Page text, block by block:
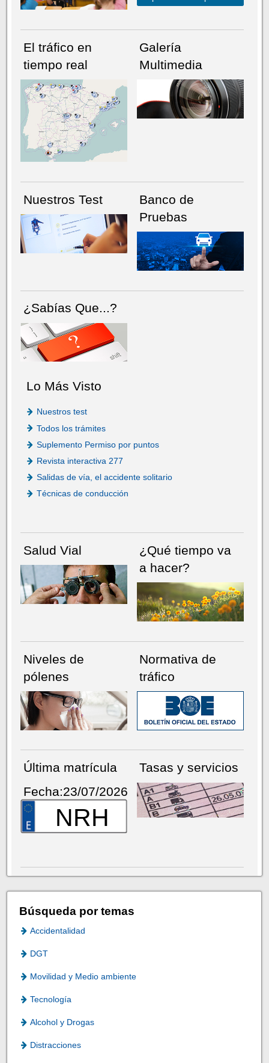
NÚMERO ACTUALHEMEROTECA
El tráfico en
tiempo real
Galería
Multimedia
Nuestros Test
Banco de
Pruebas
¿Sabías Que...?
Lo Más Visto
Nuestros test
Todos los trámites
Suplemento Permiso por puntos
Revista interactiva 277
Salidas de vía, el accidente solitario
Técnicas de conducción
Salud Vial
¿Qué tiempo va
a hacer?
Niveles de
pólenes
Normativa de
tráfico
Última matrícula
Fecha:23/07/2026
NRH
Tasas y servicios
Búsqueda por temas
Accidentalidad
DGT
Movilidad y Medio ambiente
Tecnología
Alcohol y Drogas
Distracciones